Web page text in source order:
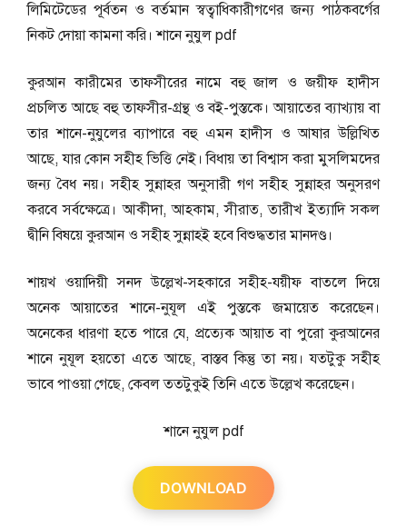
লিমিটেডের পূর্বতন ও বর্তমান স্বত্বাধিকারীগণের জন্য পাঠকবর্গের
নিকট দোয়া কামনা করি। শানে নুযুল pdf
কুরআন কারীমের তাফসীরের নামে বহু জাল ও জয়ীফ হাদীস
প্রচলিত আছে বহু তাফসীর-গ্রন্থ ও বই-পুস্তকে। আয়াতের ব্যাখ্যায় বা
তার শানে-নুযুলের ব্যাপারে বহু এমন হাদীস ও আষার উল্লিখিত
আছে, যার কোন সহীহ ভিত্তি নেই। বিধায় তা বিশ্বাস করা মুসলিমদের
জন্য বৈধ নয়। সহীহ সুন্নাহর অনুসারী গণ সহীহ সুন্নাহর অনুসরণ
করবে সর্বক্ষেত্রে। আকীদা, আহকাম, সীরাত, তারীখ ইত্যাদি সকল
দ্বীনি বিষয়ে কুরআন ও সহীহ সুন্নাহই হবে বিশুদ্ধতার মানদণ্ড।
শায়খ ওয়াদিয়ী সনদ উল্লেখ-সহকারে সহীহ-যয়ীফ বাতলে দিয়ে
অনেক আয়াতের শানে-নুযূল এই পুস্তকে জমায়েত করেছেন।
অনেকের ধারণা হতে পারে যে, প্রত্যেক আয়াত বা পুরো কুরআনের
শানে নুযূল হয়তো এতে আছে, বাস্তব কিন্তু তা নয়। যতটুকু সহীহ
ভাবে পাওয়া গেছে, কেবল ততটুকুই তিনি এতে উল্লেখ করেছেন।
শানে নুযুল pdf
DOWNLOAD